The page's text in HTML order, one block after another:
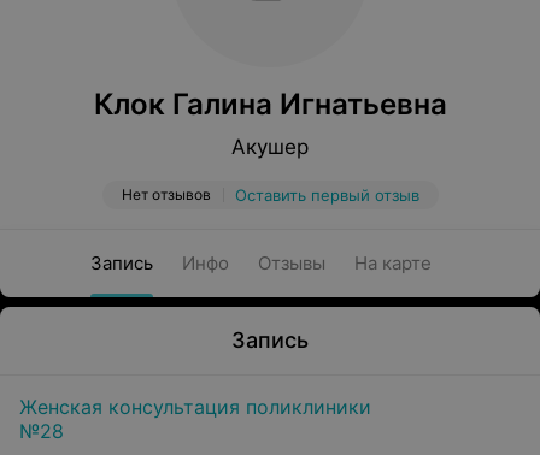
Клок Галина Игнатьевна
Акушер
Нет отзывов Оставить первый отзыв
Запись Инфо Отзывы На карте
Запись
Женская консультация поликлиники
№28